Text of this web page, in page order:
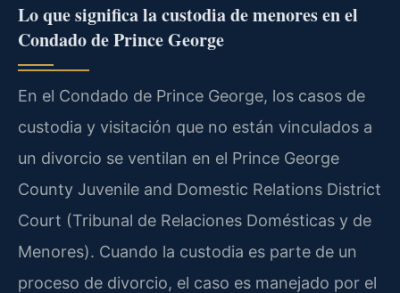
Lo que significa la custodia de menores en el
Condado de Prince George
En el Condado de Prince George, los casos de
custodia y visitación que no están vinculados a
un divorcio se ventilan en el Prince George
County Juvenile and Domestic Relations District
Court (Tribunal de Relaciones Domésticas y de
Menores). Cuando la custodia es parte de un
proceso de divorcio, el caso es manejado por el